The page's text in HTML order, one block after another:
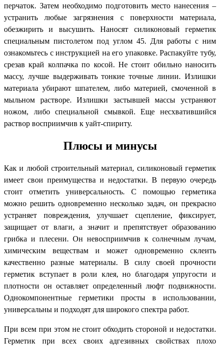
перчаток. Затем необходимо подготовить место нанесения –
устранить любые загрязнения с поверхности материала,
обезжирить и высушить. Наносят силиконовый герметик
специальным пистолетом под углом 45. Для работы с ним
ознакомьтесь с инструкцией на его упаковке. Распакуйте тубу,
срезав край колпачка по косой. Не стоит обильно наносить
массу, лучше выдерживать тонкие точные линии. Излишки
материала убирают шпателем, либо материей, смоченной в
мыльном растворе. Излишки застывшей массы устраняют
ножом, либо специальной смывкой. Еще несхватившийся
раствор восприимчив к уайт-спириту.
Плюсы и минусы
Как и любой строительный материал, силиконовый герметик
имеет свои преимущества и недостатки. В первую очередь
стоит отметить универсальность. С помощью герметика
можно решить одновременно несколько задач, он прекрасно
устраняет повреждения, улучшает сцепление, фиксирует,
защищает от влаги, а значит и препятствует образованию
грибка и плесени. Он невосприимчив к солнечным лучам,
химическим веществам и может одновременно склеить
качественно разные материалы. В силу своей прочности
герметик вступает в роли клея, но благодаря упругости и
плотности он оставляет определенный люфт подвижности.
Однокомпонентные герметики просты в использовании,
универсальны и подходят для широкого спектра работ.
При всем при этом не стоит обходить стороной и недостатки.
Герметик при всех своих адгезивных свойствах плохо